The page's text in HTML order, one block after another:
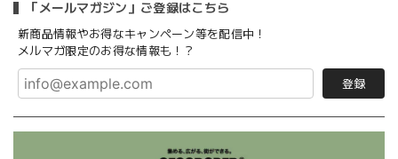
「メールマガジン」ご登録はこちら
新商品情報やお得なキャンペーン等を配信中！
メルマガ限定のお得な情報も！？
登録